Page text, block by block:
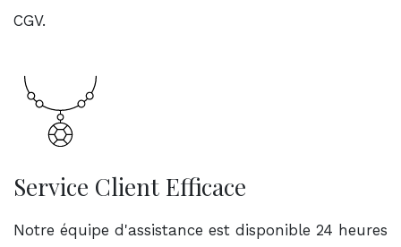
CGV.
Service Client Efficace
Notre équipe d'assistance est disponible 24 heures